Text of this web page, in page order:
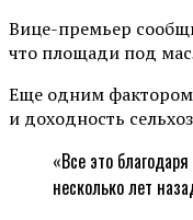
Вице-премьер
что площади под
Еще одним фактором
и доходность
«Все это
несколько лет